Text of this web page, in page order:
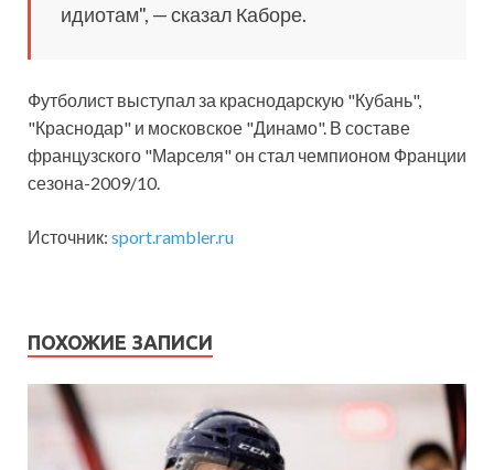
идиотам", — сказал Каборе.
Футболист выступал за краснодарскую "Кубань",
"Краснодар" и московское "Динамо". В составе
французского "Марселя" он стал чемпионом Франции
сезона-2009/10.
Источник: sport.rambler.ru
ПОХОЖИЕ ЗАПИСИ